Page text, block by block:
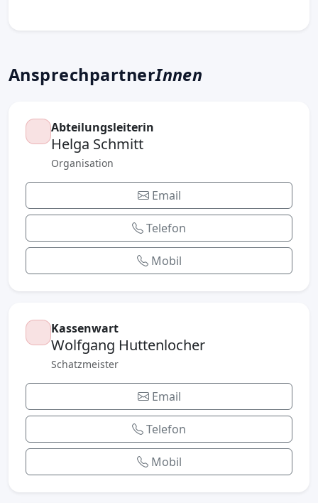
AnsprechpartnerInnen
Abteilungsleiterin
Helga Schmitt
Organisation
Email
Telefon
Mobil
Kassenwart
Wolfgang Huttenlocher
Schatzmeister
Email
Telefon
Mobil